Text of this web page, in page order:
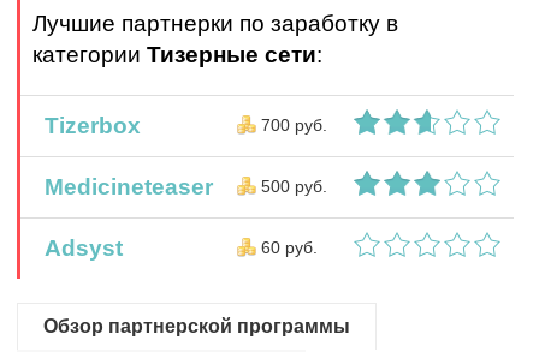
Лучшие партнерки по заработку в
категории Тизерные сети:
Tizerbox 700 руб.
Medicineteaser 500 руб.
Adsyst 60 руб.
Обзор партнерской программы